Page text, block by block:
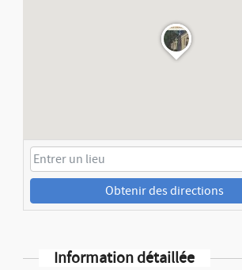
Obtenir des directions
Information détaillée